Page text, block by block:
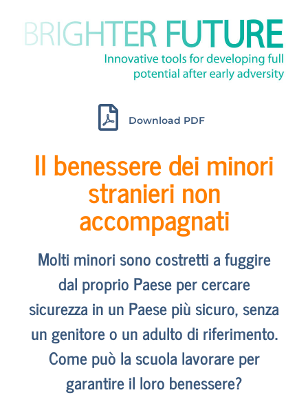
Download PDF
Il benessere dei minori
stranieri non
accompagnati
Molti minori sono costretti a fuggire
dal proprio Paese per cercare
sicurezza in un Paese più sicuro, senza
un genitore o un adulto di riferimento.
Come può la scuola lavorare per
garantire il loro benessere?